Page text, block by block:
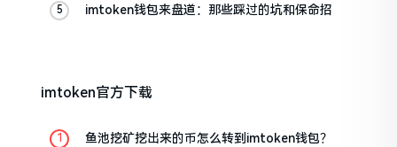
imtoken钱包来盘道：那些踩过的坑和保命招
imtoken官方下载
鱼池挖矿挖出来的币怎么转到imtoken钱包？